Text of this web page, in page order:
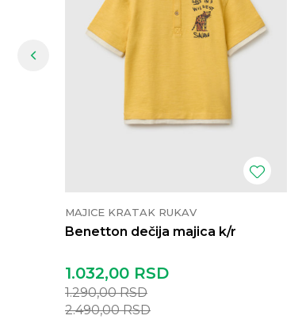
MAJICE KRATAK RUKAV
Benetton dečija majica k/r
1.032,00 RSD
1.290,00RSD
2.490,00RSD